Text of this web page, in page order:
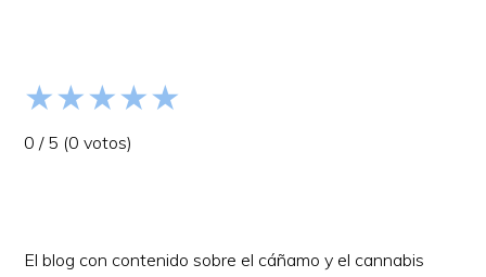
★★★★★
0/ 5 (0 votos)
El blog con contenido sobre el cáñamo y el cannabis